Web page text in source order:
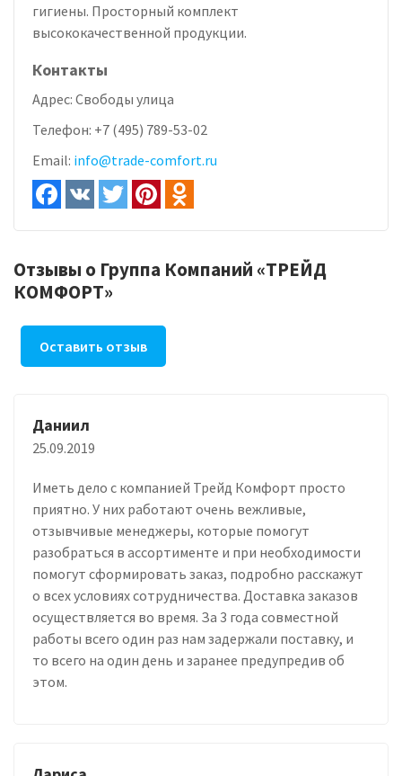
гигиены. Просторный комплект
высококачественной продукции.
Контакты
Адрес: Свободы улица
Телефон: +7 (495) 789-53-02
Email: info@trade-comfort.ru
Отзывы о Группа Компаний «ТРЕЙД
КОМФОРТ»
Оставить отзыв
Даниил
25.09.2019
Иметь дело с компанией Трейд Комфорт просто
приятно. У них работают очень вежливые,
отзывчивые менеджеры, которые помогут
разобраться в ассортименте и при необходимости
помогут сформировать заказ, подробно расскажут
о всех условиях сотрудничества. Доставка заказов
осуществляется во время. За 3 года совместной
работы всего один раз нам задержали поставку, и
то всего на один день и заранее предупредив об
этом.